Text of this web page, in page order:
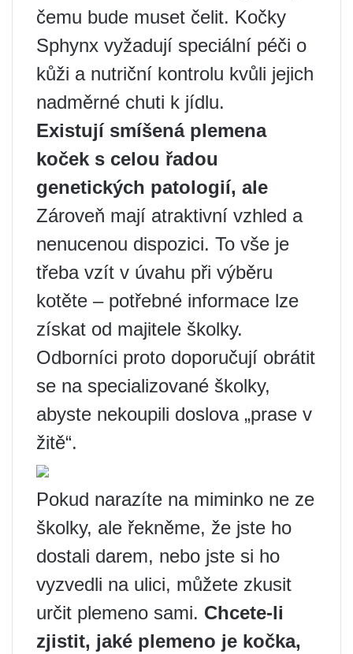
čemu bude muset čelit. Kočky
Sphynx vyžadují speciální péči o
kůži a nutriční kontrolu kvůli jejich
nadměrné chuti k jídlu.
Existují smíšená plemena
koček s celou řadou
genetických patologií, ale
Zároveň mají atraktivní vzhled a
nenucenou dispozici. To vše je
třeba vzít v úvahu při výběru
kotěte – potřebné informace lze
získat od majitele školky.
Odborníci proto doporučují obrátit
se na specializované školky,
abyste nekoupili doslova „prase v
žitě“.
Pokud narazíte na miminko ne ze
školky, ale řekněme, že jste ho
dostali darem, nebo jste si ho
vyzvedli na ulici, můžete zkusit
určit plemeno sami. Chcete-li
zjistit, jaké plemeno je kočka,